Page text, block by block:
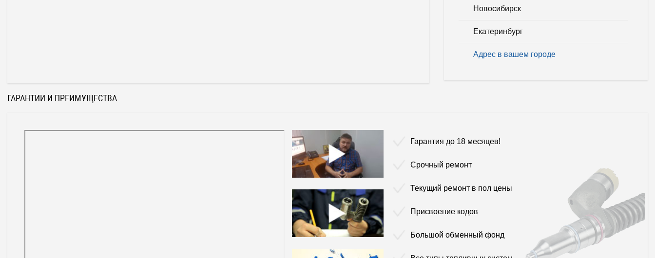
Новосибирск
Екатеринбург
Адрес в вашем городе
ГАРАНТИИ И ПРЕИМУЩЕСТВА
Гарантия до 18 месяцев!
Срочный ремонт
Текущий ремонт в пол цены
Присвоение кодов
Большой обменный фонд